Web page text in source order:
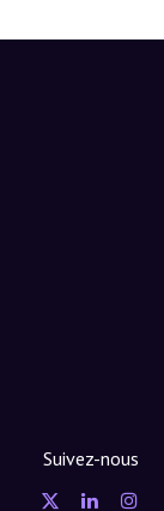
Suivez-nous